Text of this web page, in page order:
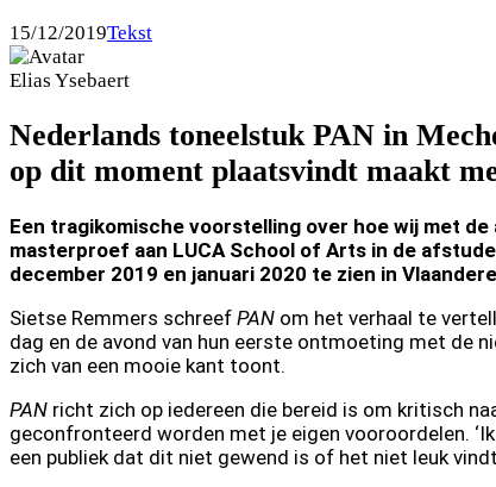
15/12/2019Tekst
Elias Ysebaert
Nederlands toneelstuk PAN in
op dit moment plaatsvindt maakt
Een tragikomische voorstelling over hoe wij met
masterproef aan LUCA School of Arts in de
december 2019 en januari 2020 te zien in
Sietse Remmers schreef PAN om het verhaal te
dag en de avond van hun eerste ontmoeting met de
zich van een mooie kant toont.
PAN richt zich op iedereen die bereid is om kritisch
geconfronteerd worden met je eigen vooroordelen.
een publiek dat dit niet gewend is of het niet leuk